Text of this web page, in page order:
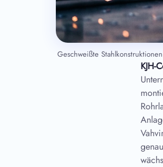
Geschweißte
KJH-